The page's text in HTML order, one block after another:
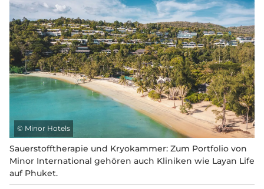
© Minor Hotels
Sauerstofftherapie und Kryokammer: Zum Portfolio von
Minor International gehören auch Kliniken wie Layan Life
auf Phuket.